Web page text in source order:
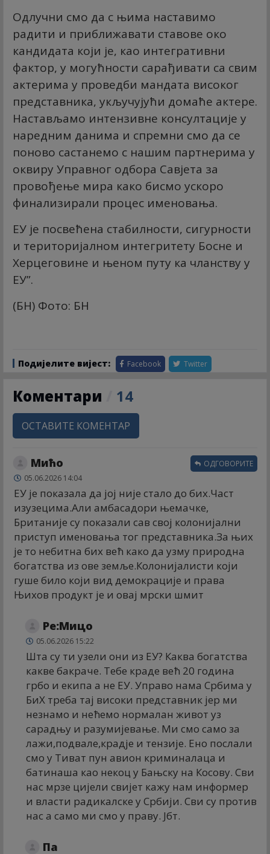
Одлучни смо да с њима наставимо
радити и приближавати ставове око
кандидата који је, као интегративни
фактор, у могућности сарађивати са свим
актерима у проведби мандата високог
представника, укључујући домаће актере.
Настављамо интензивне консултације у
наредним данима и спремни смо да се
поново састанемо с нашим партнерима у
оквиру Управног одбора Савјета за
провођење мира како бисмо ускоро
финализирали процес именовања.
ЕУ је посвећена стабилности, сигурности
и територијалном интегритету Босне и
Херцеговине и њеном путу ка чланству у
ЕУ”.
(БН) Фото: БН
Подијелите вијест: Facebook Twitter
Коментари 14
ОСТАВИТЕ КОМЕНТАР
Мићо
05.06.2026 14:04
ЕУ је показала да јој није стало до бих.Част
изузецима.Али амбасадори њемачке,
Британије су показали сав свој колонијални
приступ именовања тог представника.За њих
је то небитна бих већ како да узму природна
богатства из ове земље.Колонијалисти који
гуше било који вид демокрације и права
Њихов продукт је и овај мрски шмит
ОДГОВОРИТЕ
Ре:Мицо
05.06.2026 15:22
Шта су ти узели они из ЕУ? Каква богатства
какве бакраче. Тебе краде већ 20 година
грбо и екипа а не ЕУ. Управо нама Србима у
БиХ треба тај високи представник јер ми
незнамо и нећемо нормалан живот уз
сарадњу и разумијевање. Ми смо само за
лажи,подвале,крадје и тензије. Ено послали
смо у Тиват пун авион криминалаца и
батинаша као некоц у Бањску на Косову. Сви
нас мрзе цијели свијет кажу нам информер
и власти радикалске у Србији. Сви су против
нас а само ми смо у праву. Јбт.
Па